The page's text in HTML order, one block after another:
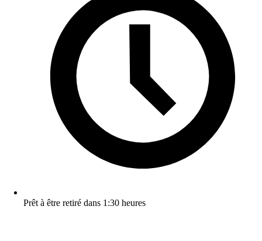
Prêt à être retiré dans 1:30 heures